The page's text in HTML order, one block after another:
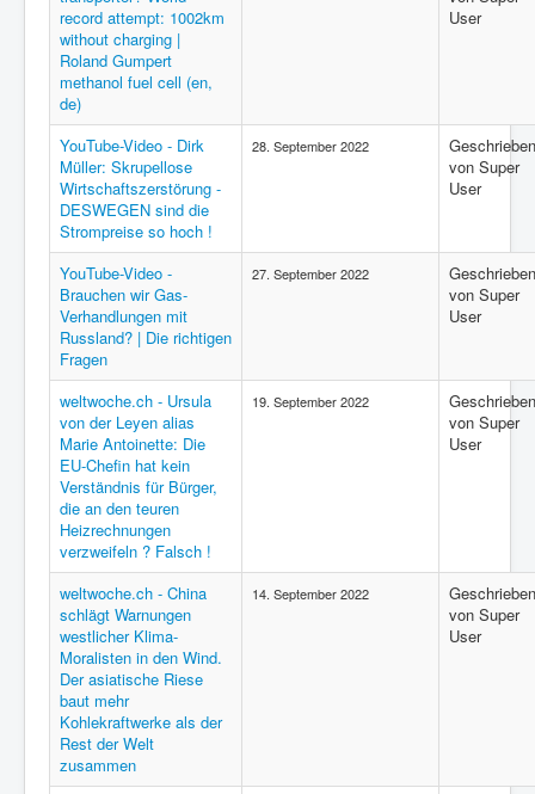
record attempt: 1002km
without charging |
Roland Gumpert
methanol fuel cell (en,
de)
User
YouTube-Video - Dirk
Müller: Skrupellose
Wirtschaftszerstörung -
DESWEGEN sind die
Strompreise so hoch !
28. September 2022
Geschrieben
von Super
User
YouTube-Video -
Brauchen wir Gas-
Verhandlungen mit
Russland? | Die richtigen
Fragen
27. September 2022
Geschrieben
von Super
User
weltwoche.ch - Ursula
von der Leyen alias
Marie Antoinette: Die
EU-Chefin hat kein
Verständnis für Bürger,
die an den teuren
Heizrechnungen
verzweifeln ? Falsch !
19. September 2022
Geschrieben
von Super
User
weltwoche.ch - China
schlägt Warnungen
westlicher Klima-
Moralisten in den Wind.
Der asiatische Riese
baut mehr
Kohlekraftwerke als der
Rest der Welt
zusammen
14. September 2022
Geschrieben
von Super
User